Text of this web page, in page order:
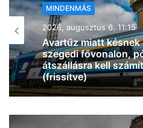
MINDENMÁS
2026, augusztus 6. 10:41
Tűz ütött ki egy
Szentesen,
oltottak a tűzoltók